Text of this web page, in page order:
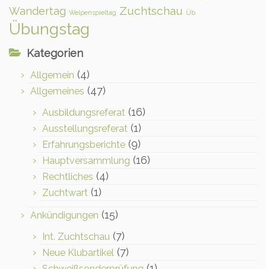
Wandertag Welpenspieltag Zuchtschau Üb
Übungstag
Kategorien
Allgemein (4)
Allgemeines (47)
Ausbildungsreferat (16)
Ausstellungsreferat (1)
Erfahrungsberichte (9)
Hauptversammlung (16)
Rechtliches (4)
Zuchtwart (1)
Ankündigungen (15)
Int. Zuchtschau (7)
Neue Klubartikel (7)